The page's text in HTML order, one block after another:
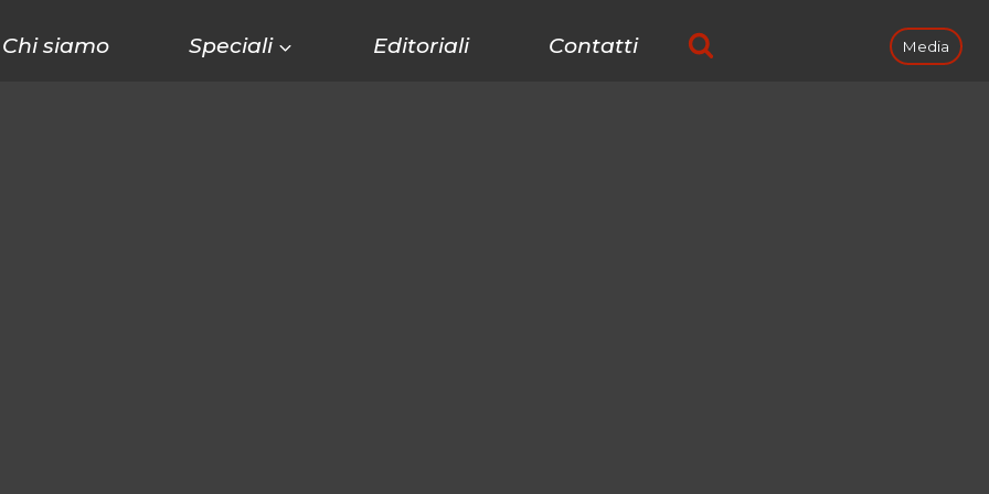
Chi siamo Speciali Editoriali Contatti Media